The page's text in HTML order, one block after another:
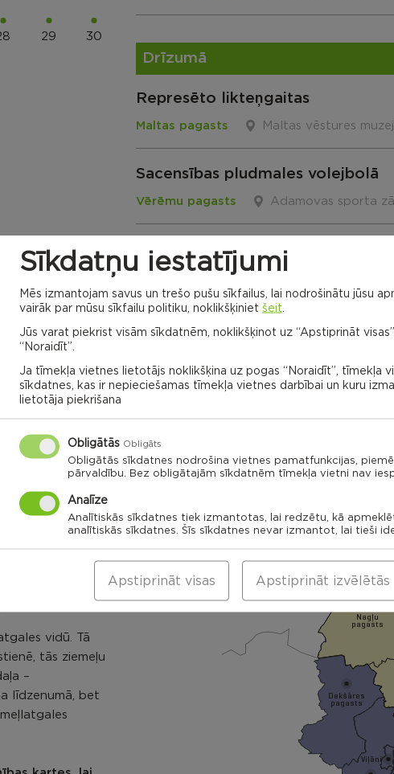
29 30
Drīzumā
Represēto likteņgaitas
Maltas pagasts Maltas vēstures
Sacensības pludmales volejbolā
Vērēmu pagasts Adamovas sporta
Dzejnieces Annas Rancānes
Lūznavas pagasts
VISI NOTIKUMI
karte
Viļānu pilsēta
vidū. Tā
tās ziemeļu
–
līdzenumā, bet
Dricānu apvienības
pārvalde
Nagļu
pagasts
Dekšāres
pagasts
Viļāni
Sīkdatņu iestatījumi
Mēs izmantojam savus un trešo pušu sīkfailus, lai nodrošinātu jūsu
vairāk par mūsu sīkfailu politiku, noklikšķiniet šeit
Jūs varat piekrist visām sīkdatnēm, noklikšķinot uz “Apstiprināt
“Noraidīt”.
Ja tīmekļa vietnes lietotājs noklikšķina uz pogas “Noraidīt”, tīmekļa
sīkdatnes, kas ir nepieciešamas tīmekļa vietnes darbībai un kuru
lietotāja piekrišana
Obligātās Obligāts
Obligātās sīkdatnes nodrošina vietnes pamatfunkcijas,
pārvaldību. Bez obligātajām sīkdatnēm tīmekļa vietni nav
Analīze
Analītiskās sīkdatnes tiek izmantotas, lai redzētu, kā
analītiskās sīkdatnes. Šīs sīkdatnes nevar izmantot, lai tieši
Apstiprināt izvēlētās
Apstiprināt visas